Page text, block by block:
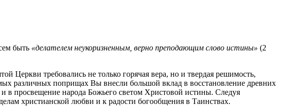
быть «делателем неукоризненным, верно преподающим слово истины» (2
Церкви требовались не только горячая вера, но и твердая решимость,
различных поприщах Вы внесли большой вклад в восстановление древних
в просвещение народа Божьего светом Христовой истины. Следуя
христианской любви и к радости богообщения в Таинствах.